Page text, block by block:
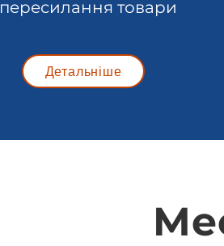
пересилання товари
Детальніше